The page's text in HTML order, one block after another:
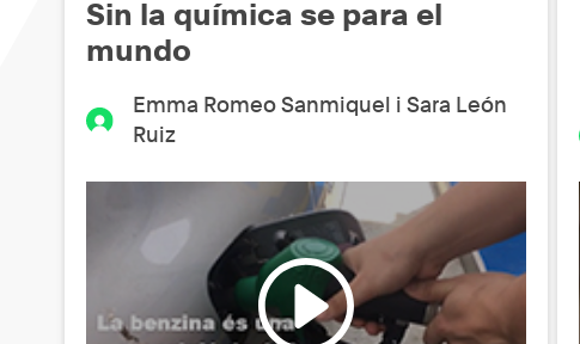
Sin la química se para el
mundo
Emma Romeo Sanmiquel i Sara León
Ruiz